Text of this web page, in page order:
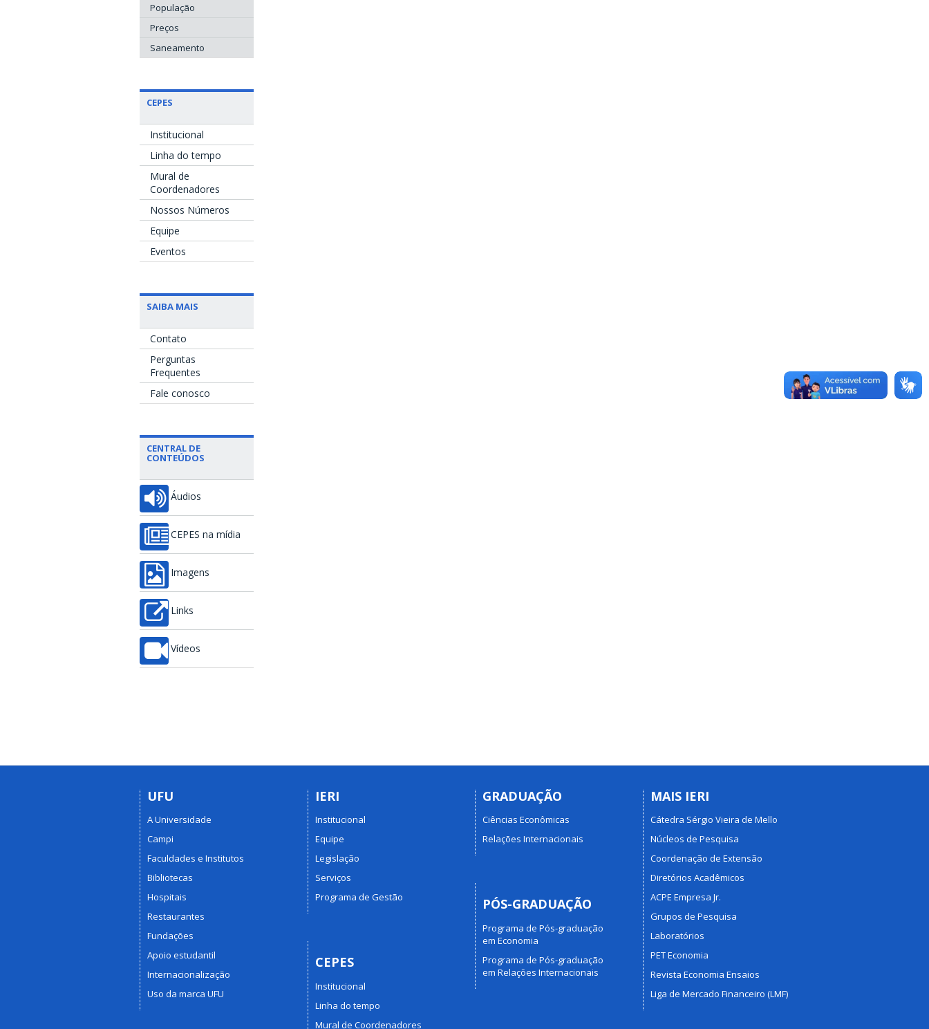
População
Preços
Saneamento
CEPES
Institucional
Linha do tempo
Mural de
Coordenadores
Nossos Números
Equipe
Eventos
SAIBA MAIS
Contato
Perguntas
Frequentes
Fale conosco
CENTRAL DE
CONTEÚDOS
Áudios
CEPES na mídia
Imagens
Links
Vídeos
UFU
A Universidade
Campi
Faculdades e Institutos
Bibliotecas
Hospitais
Restaurantes
Fundações
Apoio estudantil
Internacionalização
Uso da marca UFU
IERI
Institucional
Equipe
Legislação
Serviços
Programa de Gestão
CEPES
Institucional
Linha do tempo
Mural de Coordenadores
GRADUAÇÃO
Ciências Econômicas
Relações Internacionais
PÓS-GRADUAÇÃO
Programa de Pós-graduação
em Economia
Programa de Pós-graduação
em Relações Internacionais
MAIS IERI
Cátedra Sérgio Vieira de Mello
Núcleos de Pesquisa
Coordenação de Extensão
Diretórios Acadêmicos
ACPE Empresa Jr.
Grupos de Pesquisa
Laboratórios
PET Economia
Revista Economia Ensaios
Liga de Mercado Financeiro (LMF)